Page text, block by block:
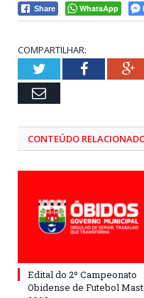
Share WhatsApp
COMPARTILHAR:
TwitterFacebook
Email
CONTEÚDO
Edital do 2º Campeonato
Obidense de Futebol